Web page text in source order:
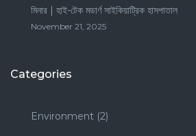
মিনার | হাই-টেক মডার্ণ সাইকিয়াট্রিক হাসপাতাল
November 21, 2025
Categories
Environment (2)